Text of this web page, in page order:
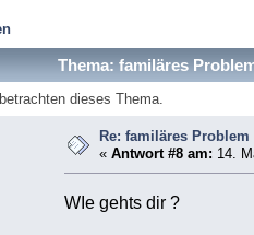
Thema: familäres
dieses Thema.
Re: familäres Problem
«Antwort #8 am: 14.
WIe gehts dir ?